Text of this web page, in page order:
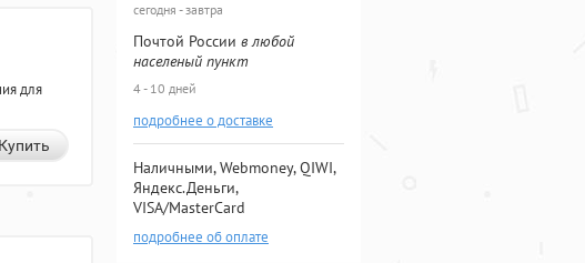
для
Купить
сегодня - завтра
Почтой России в любой
населеный пункт
4 - 10 дней
подробнее о доставке
Наличными, Webmoney, QIWI,
Яндекс.Деньги,
VISA/MasterCard
подробнее об оплате